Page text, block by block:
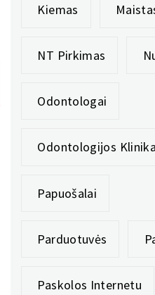
Kiemas
NT Pirkimas
Odontologai
Odontologijos Klinika
Papuošalai
Parduotuvės
Paskolos Internetu